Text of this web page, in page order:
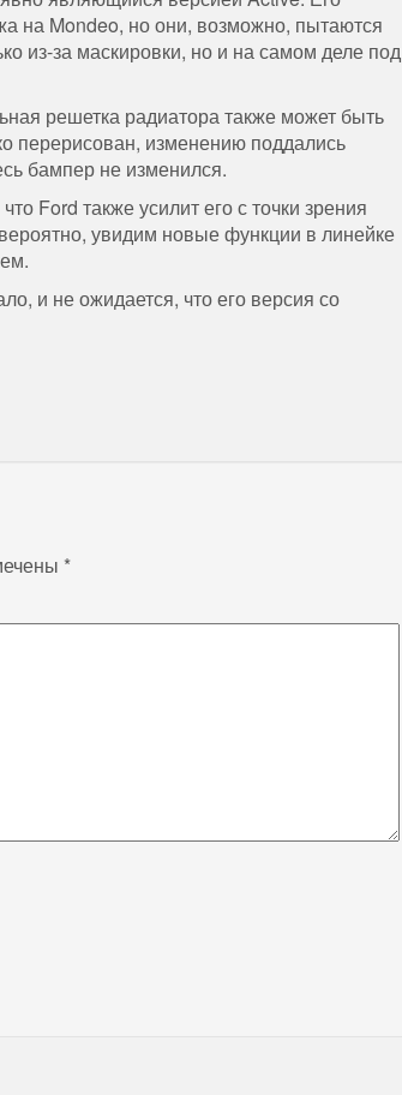
на Mondeo, но они, возможно, пытаются
из-за маскировки, но и на самом деле под
решетка радиатора также может быть
перерисован, изменению поддались
бампер не изменился.
Ford также усилит его с точки зрения
увидим новые функции в линейке
и не ожидается, что его версия со
*